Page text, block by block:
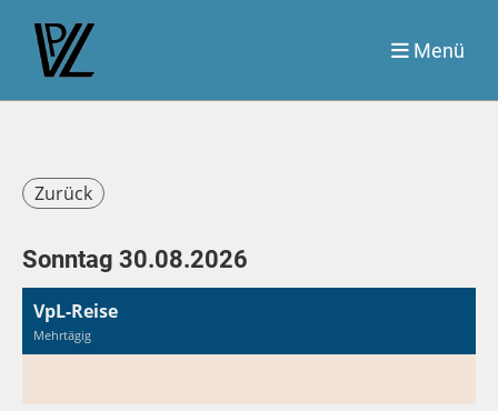
Menü
Zurück
Sonntag 30.08.2026
VpL-Reise
Mehrtägig